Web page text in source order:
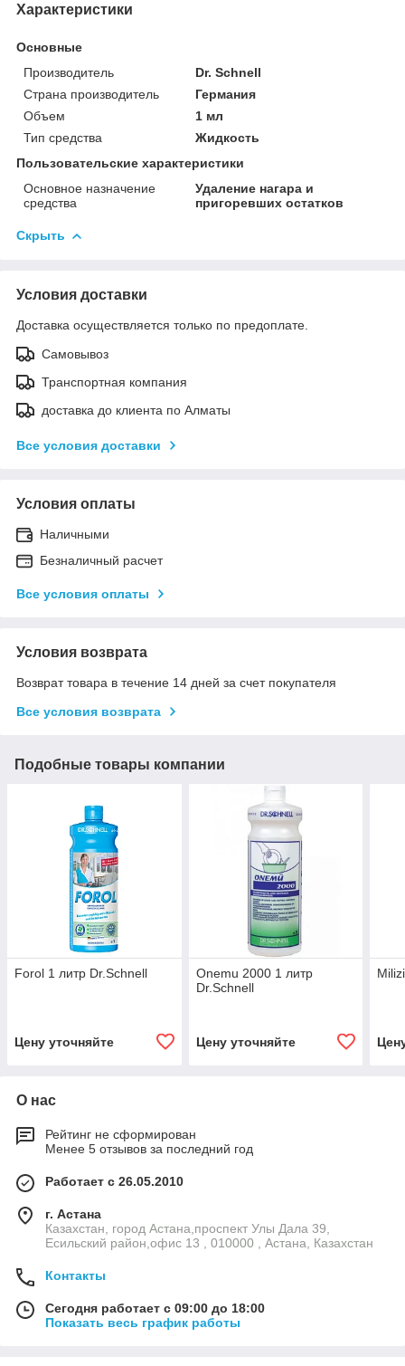
Характеристики
Основные
Производитель
Dr. Schnell
Страна производитель
Германия
Объем
1 мл
Тип средства
Жидкость
Пользовательские характеристики
Основное назначение
средства
Удаление нагара и
пригоревших остатков
Скрыть
Условия доставки
Доставка осуществляется только по предоплате.
Самовывоз
Транспортная компания
доставка до клиента по Алматы
Все условия доставки
Условия оплаты
Наличными
Безналичный расчет
Все условия оплаты
Условия возврата
Возврат товара в течение 14 дней за счет покупателя
Все условия возврата
Подобные товары компании
Forol 1 литр Dr.Schnell
Цену уточняйте
Onemu 2000 1 литр
Dr.Schnell
Цену уточняйте
О нас
Рейтинг не сформирован
Менее 5 отзывов за последний год
Работает с 26.05.2010
г. Астана
Казахстан, город Астана,проспект Улы Дала 39,
Есильский район,офис 13 , 010000 , Астана, Казахстан
Контакты
Сегодня работает с 09:00 до 18:00
Показать весь график работы